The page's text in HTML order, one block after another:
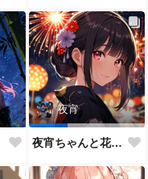
夜宵
夜宵ちゃんと花火大会